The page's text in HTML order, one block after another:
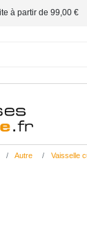
à partir de 99,00 €
Autre Vaisselle